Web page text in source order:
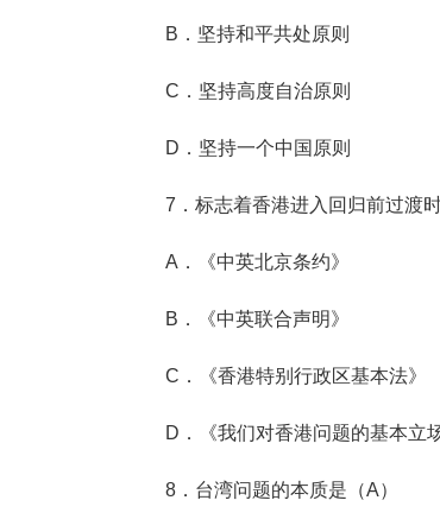
B．坚持和平共处原则
C．坚持高度自治原则
D．坚持一个中国原则
7．标志着香港进入回归前过渡时
A．《中英北京条约》
B．《中英联合声明》
C．《香港特别行政区基本法》
D．《我们对香港问题的基本立场
8．台湾问题的本质是（A）